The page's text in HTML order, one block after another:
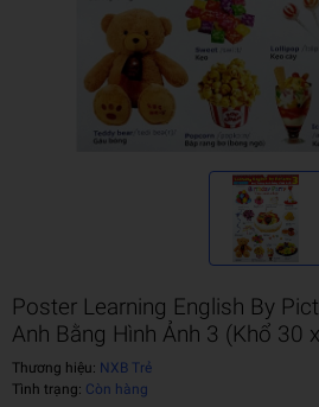
Poster Learning English By
Anh Bằng Hình Ảnh 3 (Khổ 30
Thương hiệu: NXB Trẻ
Tình trạng: Còn hàng